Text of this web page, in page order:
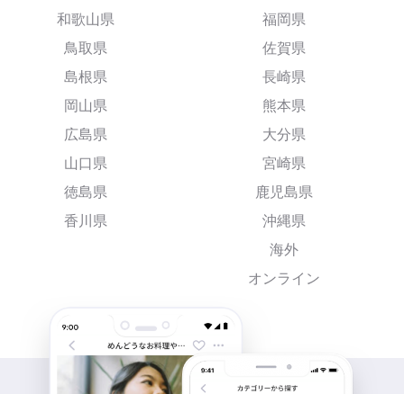
和歌山県
鳥取県
島根県
岡山県
広島県
山口県
徳島県
香川県
福岡県
佐賀県
長崎県
熊本県
大分県
宮崎県
鹿児島県
沖縄県
海外
オンライン